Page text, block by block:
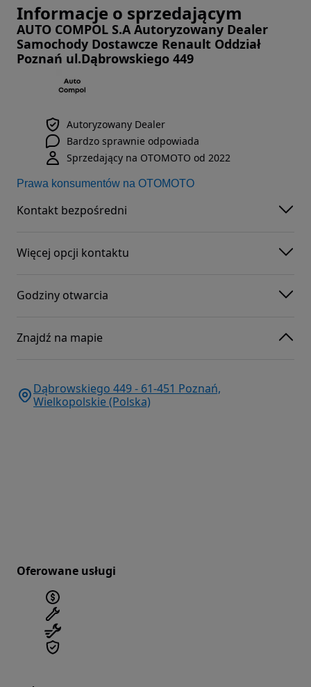
Informacje o sprzedającym
AUTO COMPOL S.A Autoryzowany Dealer
Samochody Dostawcze Renault Oddział
Poznań ul.Dąbrowskiego 449
Autoryzowany Dealer
Bardzo sprawnie odpowiada
Sprzedający na OTOMOTO od 2022
Prawa konsumentów na OTOMOTO
Kontakt bezpośredni
Więcej opcji kontaktu
Godziny otwarcia
Znajdź na mapie
Dąbrowskiego 449 - 61-451 Poznań,
Wielkopolskie (Polska)
Oferowane usługi